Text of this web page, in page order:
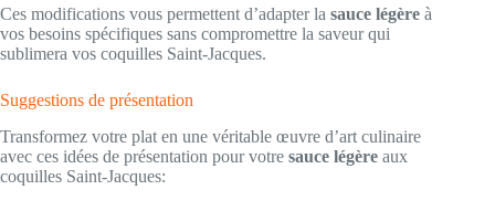
Ces modifications vous permettent d’adapter la sauce légère à
vos besoins spécifiques sans compromettre la saveur qui
sublimera vos coquilles Saint-Jacques.
Suggestions de présentation
Transformez votre plat en une véritable œuvre d’art culinaire
avec ces idées de présentation pour votre sauce légère aux
coquilles Saint-Jacques: